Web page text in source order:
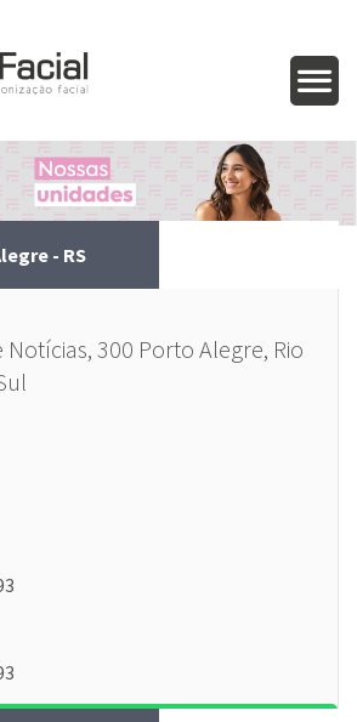
- RS
Notícias, 300 Porto Alegre, Rio